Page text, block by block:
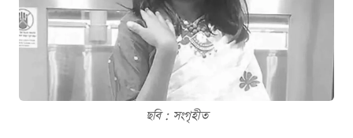
ছবি : সংগৃহীত